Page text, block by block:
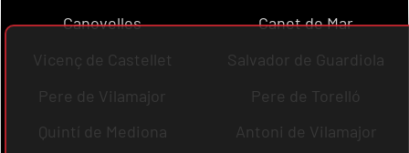
Canovelles
Canet de Mar
Vicenç de Castellet
Salvador de Guardiola
Pere de Vilamajor
Pere de Torelló
Quintí de Mediona
Antoni de Vilamajor